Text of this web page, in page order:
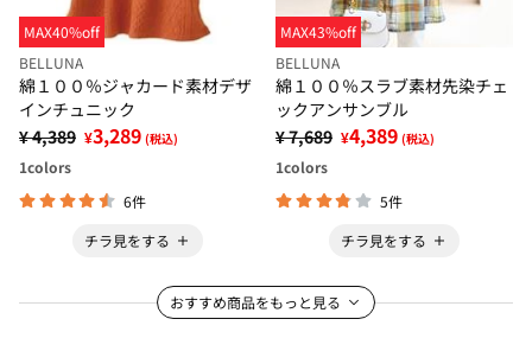
MAX40%off
BELLUNA
綿１００％ジャカード素材デザ
インチュニック
¥ 4,389 ¥3,289 (税込)
1colors
6件
チラ見をする
MAX43%off
BELLUNA
綿１００％スラブ素材先染チェ
ックアンサンブル
¥ 7,689 ¥4,389 (税込)
1colors
5件
チラ見をする
おすすめ商品をもっと見る